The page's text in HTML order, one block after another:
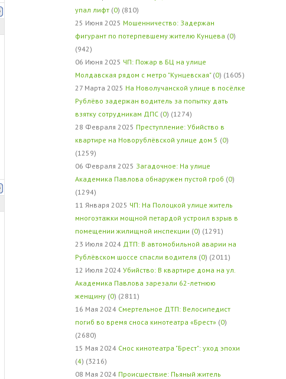
упал лифт (0) (810)
25 Июня 2025 Мошенничество: Задержан
фигурант по потерпевшему жителю Кунцева (0)
(942)
06 Июня 2025 ЧП: Пожар в БЦ на улице
Молдавская рядом с метро "Кунцевская" (0) (1605)
27 Марта 2025 На Новолучанской улице в посёлке
Рублёво задержан водитель за попытку дать
взятку сотрудникам ДПС (0) (1274)
28 Февраля 2025 Преступление: Убийство в
квартире на Новорублёвской улице дом 5 (0)
(1259)
06 Февраля 2025 Загадочное: На улице
Академика Павлова обнаружен пустой гроб (0)
(1294)
11 Января 2025 ЧП: На Полоцкой улице житель
многоэтажки мощной петардой устроил взрыв в
помещении жилищной инспекции (0) (1291)
23 Июля 2024 ДТП: В автомобильной аварии на
Рублёвском шоссе спасли водителя (0) (2011)
12 Июля 2024 Убийство: В квартире дома на ул.
Академика Павлова зарезали 62-летнюю
женщину (0) (2811)
16 Мая 2024 Смертельное ДТП: Велосипедист
погиб во время сноса кинотеатра «Брест» (0)
(2680)
15 Мая 2024 Снос кинотеатра "Брест": уход эпохи
(4) (3216)
08 Мая 2024 Происшествие: Пьяный житель